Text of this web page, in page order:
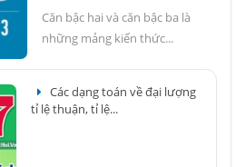
Căn bậc hai và căn bậc ba là
những mảng kiến thức...
Các dạng toán về đại lượng
tỉ lệ thuận, tỉ lệ...